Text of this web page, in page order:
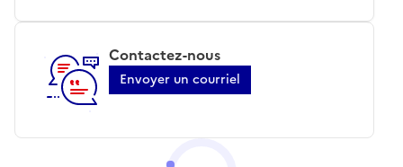
Contactez-nous
Envoyer un courriel